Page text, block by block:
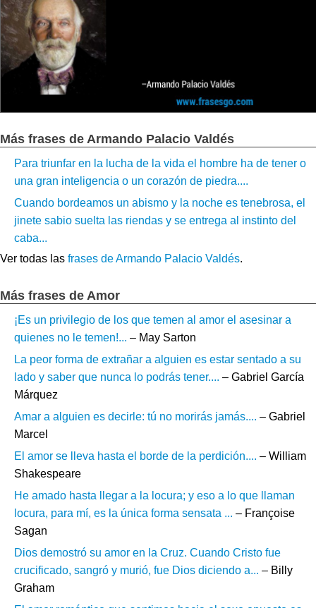
Más frases de Armando Palacio Valdés
Para triunfar en la lucha de la vida el hombre ha de tener o
una gran inteligencia o un corazón de piedra....
Cuando bordeamos un abismo y la noche es tenebrosa, el
jinete sabio suelta las riendas y se entrega al instinto del
caba...
Ver todas las frases de Armando Palacio Valdés.
Más frases de Amor
¡Es un privilegio de los que temen al amor el asesinar a
quienes no le temen!... – May Sarton
La peor forma de extrañar a alguien es estar sentado a su
lado y saber que nunca lo podrás tener.... – Gabriel García
Márquez
Amar a alguien es decirle: tú no morirás jamás.... – Gabriel
Marcel
El amor se lleva hasta el borde de la perdición.... – William
Shakespeare
He amado hasta llegar a la locura; y eso a lo que llaman
locura, para mí, es la única forma sensata ... – Françoise
Sagan
Dios demostró su amor en la Cruz. Cuando Cristo fue
crucificado, sangró y murió, fue Dios diciendo a... – Billy
Graham